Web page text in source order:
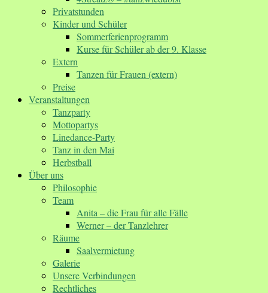
Privatstunden
Kinder und Schüler
Sommerferienprogramm
Kurse für Schüler ab der 9. Klasse
Extern
Tanzen für Frauen (extern)
Preise
Veranstaltungen
Tanzparty
Mottopartys
Linedance-Party
Tanz in den Mai
Herbstball
Über uns
Philosophie
Team
Anita – die Frau für alle Fälle
Werner – der Tanzlehrer
Räume
Saalvermietung
Galerie
Unsere Verbindungen
Rechtliches